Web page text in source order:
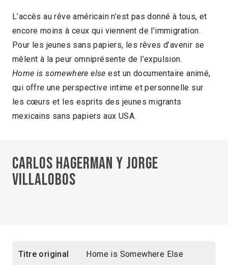
L’accès au rêve américain n’est pas donné à tous, et
encore moins à ceux qui viennent de l’immigration.
Pour les jeunes sans papiers, les rêves d’avenir se
mêlent à la peur omniprésente de l’expulsion.
Home is somewhere else est un documentaire animé,
qui offre une perspective intime et personnelle sur
les cœurs et les esprits des jeunes migrants
mexicains sans papiers aux USA.
Carlos Hagerman y Jorge
Villalobos
Titre original Home is Somewhere Else